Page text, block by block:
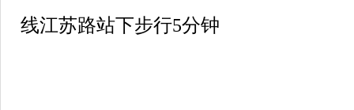
线江苏路站下步行5分钟